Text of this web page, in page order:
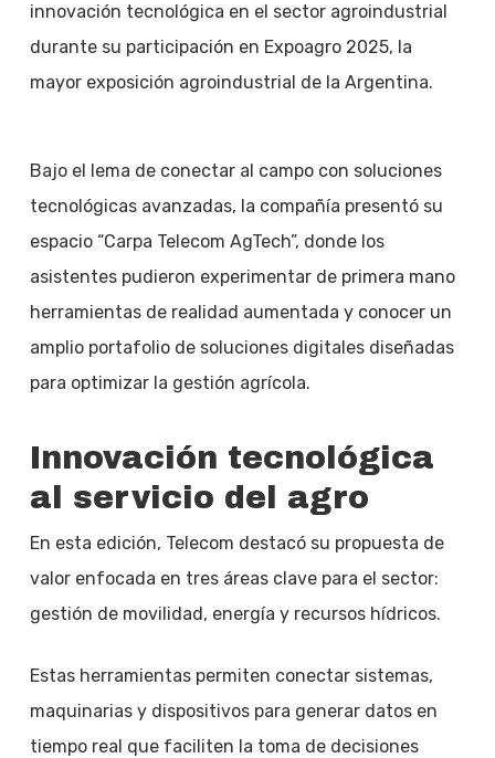
innovación tecnológica en el sector agroindustrial
durante su participación en Expoagro 2025, la
mayor exposición agroindustrial de la Argentina.
Bajo el lema de conectar al campo con soluciones
tecnológicas avanzadas, la compañía presentó su
espacio “Carpa Telecom AgTech”, donde los
asistentes pudieron experimentar de primera mano
herramientas de realidad aumentada y conocer un
amplio portafolio de soluciones digitales diseñadas
para optimizar la gestión agrícola.
Innovación tecnológica
al servicio del agro
En esta edición, Telecom destacó su propuesta de
valor enfocada en tres áreas clave para el sector:
gestión de movilidad, energía y recursos hídricos.
Estas herramientas permiten conectar sistemas,
maquinarias y dispositivos para generar datos en
tiempo real que faciliten la toma de decisiones